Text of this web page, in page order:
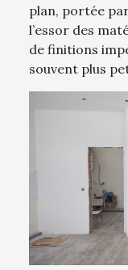
plan, portée
l’essor des
de finitions
souvent plus